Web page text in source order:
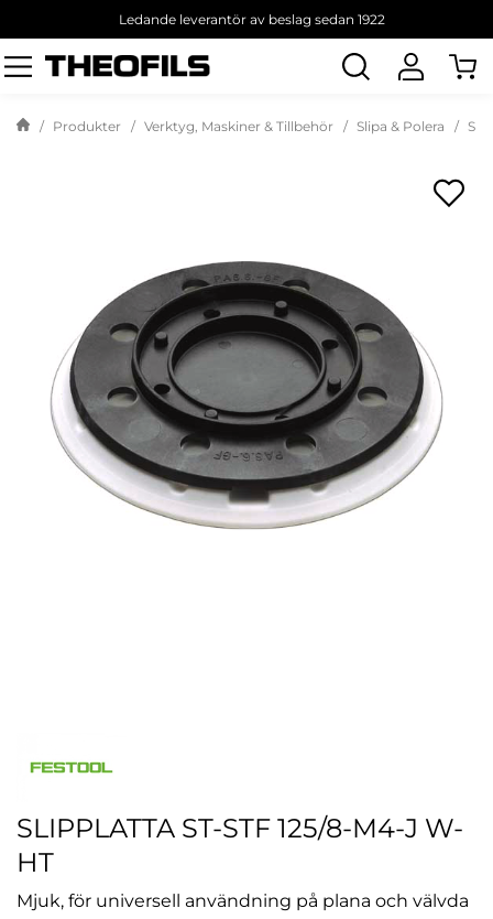
Ledande leverantör av beslag sedan 1922
Sök
produkt
Produkter Verktyg, Maskiner & Tillbehör Slipa & Polera
SLIPPLATTA ST-STF 125/8-M4-J W-
HT
Mjuk, för universell användning på plana och välvda